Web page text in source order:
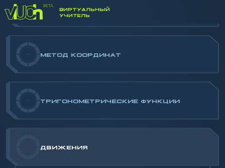
ВИРТУАЛЬНЫЙ
УЧИТЕЛЬ
- ВЕКТОРЫ
- МЕТОД КООРДИНАТ
- ТРИГОНОМЕТРИЧЕСКИЕ ФУНКЦИИ
ДВИЖЕНИЯ